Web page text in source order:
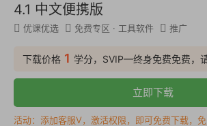
4.1 中文便携版
优课优选 免费专区 · 工具软件 推广
下载价格 1 学分，SVIP—终身免费免费，
立即下载
活动：添加客服V，激活权限，即可免费下载，